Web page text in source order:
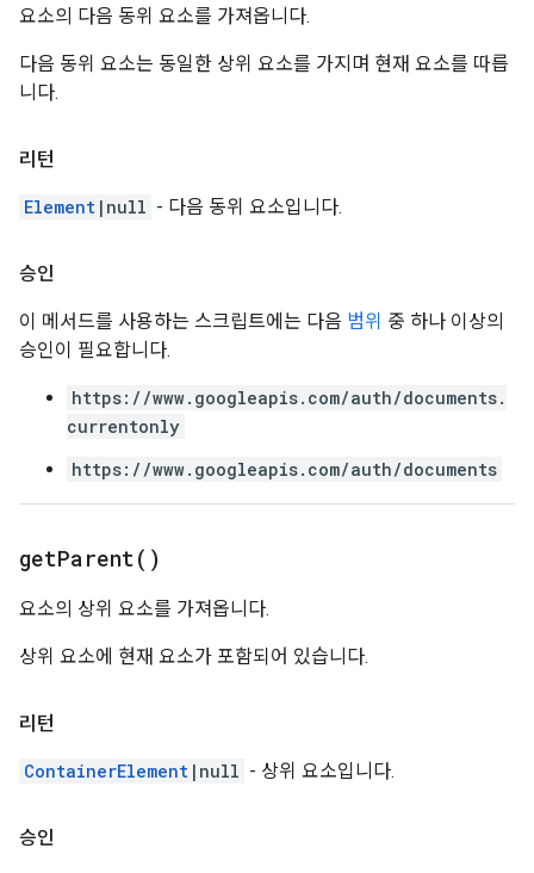
요소의 다음 동위 요소를 가져옵니다.
다음 동위 요소는 동일한 상위 요소를 가지며 현재 요소를 따릅
니다.
리턴
Element |null - 다음 동위 요소입니다.
승인
이 메서드를 사용하는 스크립트에는 다음 범위 중 하나 이상의
승인이 필요합니다.
https://www.googleapis.com/auth/documents.
currentonly
https://www.googleapis.com/auth/documents
getParent( )
요소의 상위 요소를 가져옵니다.
상위 요소에 현재 요소가 포함되어 있습니다.
리턴
ContainerElement |null - 상위 요소입니다.
승인